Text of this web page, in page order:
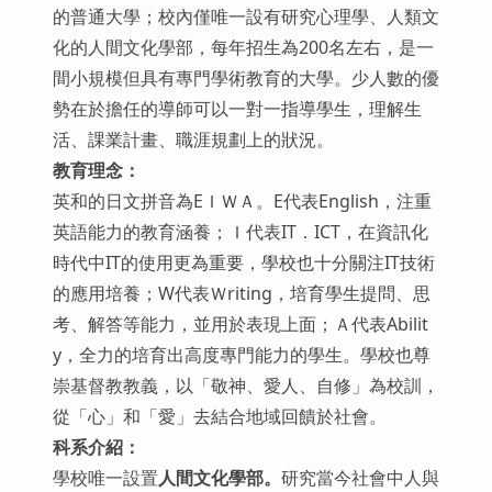
的普通大學；校內僅唯一設有研究心理學、人類文
化的人間文化學部，每年招生為200名左右，是一
間小規模但具有專門學術教育的大學。少人數的優
勢在於擔任的導師可以一對一指導學生，理解生
活、課業計畫、職涯規劃上的狀況。
教育理念：
英和的日文拼音為EＩＷＡ。E代表English，注重
英語能力的教育涵養；Ｉ代表IT．ICT，在資訊化
時代中IT的使用更為重要，學校也十分關注IT技術
的應用培養；W代表Ｗriting，培育學生提問、思
考、解答等能力，並用於表現上面；Ａ代表Abilit
y，全力的培育出高度專門能力的學生。學校也尊
崇基督教教義，以「敬神、愛人、自修」為校訓，
從「心」和「愛」去結合地域回饋於社會。
科系介紹：
學校唯一設置人間文化學部。 研究當今社會中人與